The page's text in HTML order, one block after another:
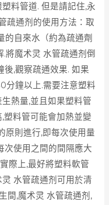
料管道. 但是請記住,永
疏通剂的使用方法：取
自來水（約為疏通劑
將魔术灵 水管疏通剂倒
後,觀察疏通效果. 如果
分鐘以上.需要注意塑料
熱量,並且如果塑料管
塑料管可能會加熱並變
原則進行,即每次使用量
次使用之間的間隔應大
際上,最好將塑料軟管
水管疏通剂可用於清
間,魔术灵 水管疏通剂,